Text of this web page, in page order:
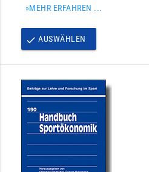
»MEHR ERFAHREN ...
done AUSWÄHLEN